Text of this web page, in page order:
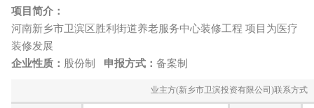
项目简介：
河南新乡市卫滨区胜利街道养老服务中心装修工程 项目为医疗
装修发展
企业性质： 股份制 申报方式： 备案制
业主方(新乡市卫滨投资有限公司)联系方式